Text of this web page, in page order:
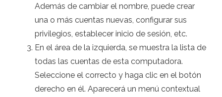
Además de cambiar el nombre, puede crear
una o más cuentas nuevas, configurar sus
privilegios, establecer inicio de sesión, etc.
En el área de la izquierda, se muestra la lista de
todas las cuentas de esta computadora.
Seleccione el correcto y haga clic en el botón
derecho en él. Aparecerá un menú contextual